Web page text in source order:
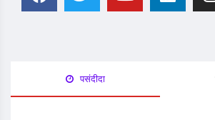
पसंदीदा